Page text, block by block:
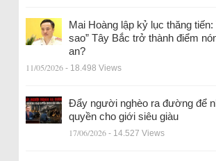
Mai Hoàng lập kỷ lục thăng tiến:
sao” Tây Bắc trở thành điểm
an?
11/05/2026 - 18.498 Views
Đẩy người nghèo ra đường để
quyền cho giới siêu giàu
17/06/2026 - 14.527 Views